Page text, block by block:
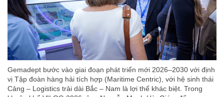
Gemadept bước vào giai đoạn phát triển mới 2026–2030 với định
vị Tập đoàn hàng hải tích hợp (Maritime Centric), với hệ sinh thái
Cảng – Logistics trải dài Bắc – Nam là lợi thế khác biệt. Trong